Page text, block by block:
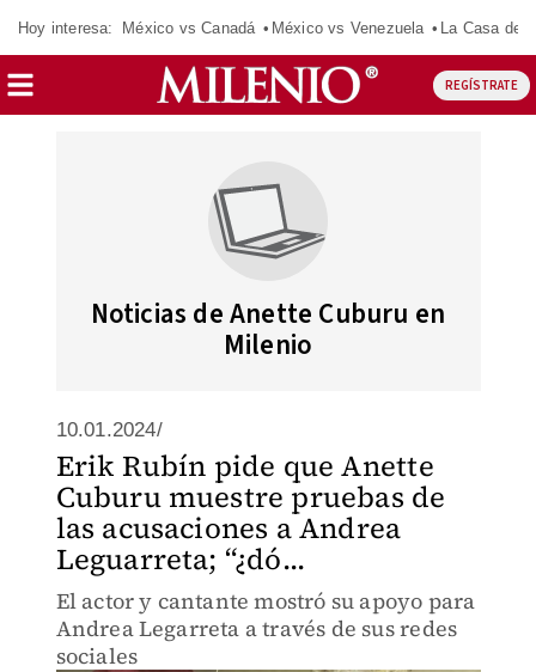
Hoy interesa: México vs Canadá México vs Venezuela La Casa de
REGÍSTRATE
Noticias de Anette Cuburu en
Milenio
10.01.2024/
Erik Rubín pide que Anette
Cuburu muestre pruebas de
las acusaciones a Andrea
Leguarreta; “¿dó...
El actor y cantante mostró su apoyo para
Andrea Legarreta a través de sus redes
sociales